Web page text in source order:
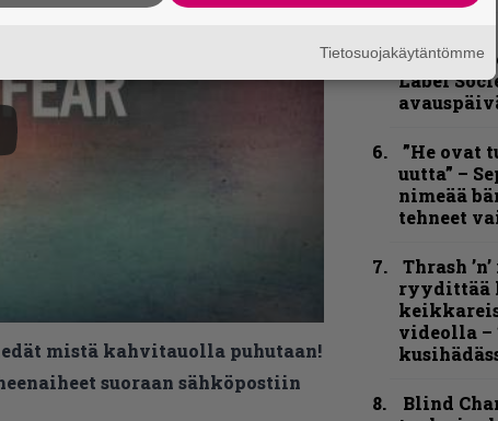
mistä kahvitauolla puhutaan!
suoraan sähköpostiin
osa 1 –
Label
”He ovat
uutta” –
nimeää
tehneet
Thrash
ryydittää
videolla –
Blind
Tietosuojakäytäntömme